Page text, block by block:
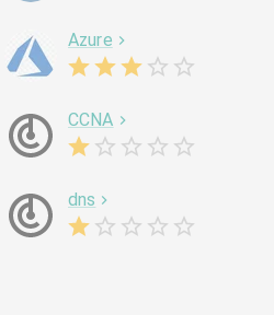
Azure
CCNA
dns